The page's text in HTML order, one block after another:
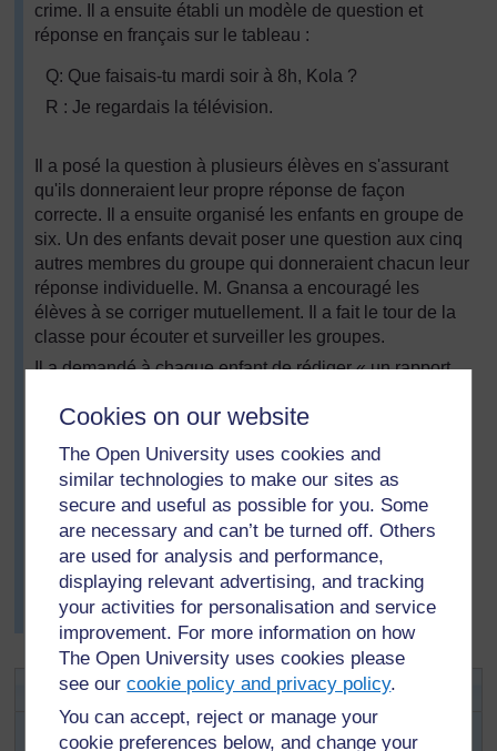
Cookies on our website
The Open University uses cookies and
similar technologies to make our sites as
secure and useful as possible for you. Some
are necessary and can’t be turned off. Others
are used for analysis and performance,
displaying relevant advertising, and tracking
your activities for personalisation and service
improvement. For more information on how
The Open University uses cookies please
see ourcookie policy and privacy policy.
You can accept, reject or manage your
cookie preferences below, and change your
crime. Il a ensuite établi un modèle de question et
réponse en français sur le tableau :
Q: Que faisais-tu mardi soir à 8h, Kola ?
R : Je regardais la télévision.
Il a posé la question à plusieurs élèves en s'assurant
qu'ils donneraient leur propre réponse de façon
correcte. Il a ensuite organisé les enfants en groupe de
six. Un des enfants devait poser une question aux cinq
autres membres du groupe qui donneraient chacun leur
réponse individuelle. M. Gnansa a encouragé les
élèves à se corriger mutuellement. Il a fait le tour de la
classe pour écouter et surveiller les groupes.
Il a demandé à chaque enfant de rédiger « un rapport
phrases de ce rapport devaient être construites de la
Koudjolou jouait avec son frère à huit heures du soir.
Erisa préparait le dîner à huit heures du soir.
Ressource 1 : Structures de leçon alternatives
fourni à M. Gnansa des modèles à partir desquels il
s'est inspiré pour les élèves de sa classe de CE2 .
Activité 1 : Exercice sur les prix
Trouvez ou réalisez une publicité ou une liste de prix de